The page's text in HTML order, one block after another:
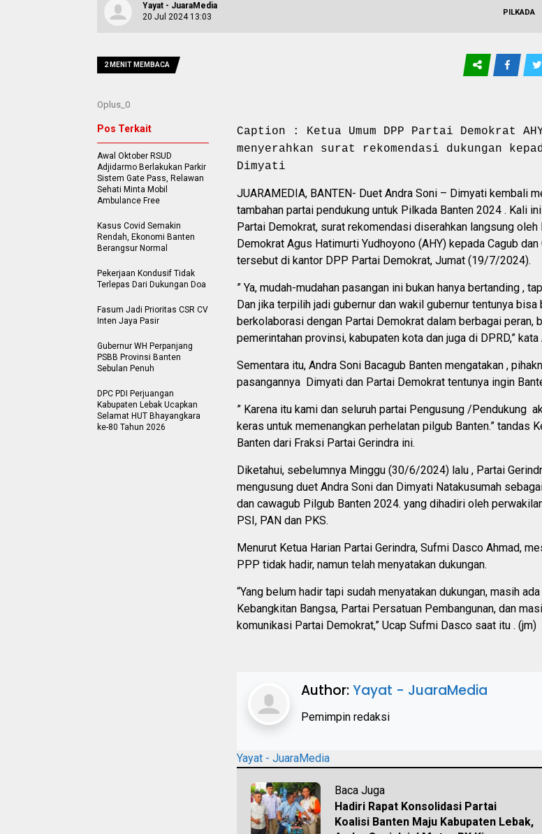
Yayat - JuaraMedia
20 Jul 2024 13:03
PILKADA
2 MENIT MEMBACA
Oplus_0
Caption : Ketua Umum DPP Partai Demokrat
menyerahkan surat rekomendasi dukungan
Dimyati
JUARAMEDIA, BANTEN- Duet Andra Soni – Dimyati kembali
tambahan partai pendukung untuk Pilkada Banten 2024 . Kali
Partai Demokrat, surat rekomendasi diserahkan langsung oleh
Demokrat Agus Hatimurti Yudhoyono (AHY) kepada Cagub dan
tersebut di kantor DPP Partai Demokrat, Jumat (19/7/2024).
” Ya, mudah-mudahan pasangan ini bukan hanya bertanding ,
Dan jika terpilih jadi gubernur dan wakil gubernur tentunya
berkolaborasi dengan Partai Demokrat dalam berbagai peran,
pemerintahan provinsi, kabupaten kota dan juga di DPRD,” kata
Sementara itu, Andra Soni Bacagub Banten mengatakan ,
pasangannya Dimyati dan Partai Demokrat tentunya ingin
” Karena itu kami dan seluruh partai Pengusung /Pendukung
keras untuk memenangkan perhelatan pilgub Banten.” tandas
Banten dari Fraksi Partai Gerindra ini.
Diketahui, sebelumnya Minggu (30/6/2024) lalu , Partai
mengusung duet Andra Soni dan Dimyati Natakusumah
dan cawagub Pilgub Banten 2024. yang dihadiri oleh
PSI, PAN dan PKS.
Menurut Ketua Harian Partai Gerindra, Sufmi Dasco Ahmad,
PPP tidak hadir, namun telah menyatakan dukungan.
“Yang belum hadir tapi sudah menyatakan dukungan, masih
Kebangkitan Bangsa, Partai Persatuan Pembangunan, dan
komunikasi Partai Demokrat,” Ucap Sufmi Dasco saat itu . (jm)
Author:Yayat - JuaraMedia
Pemimpin redaksi
Yayat - JuaraMedia
Baca Juga
Hadiri Rapat Konsolidasi Partai
Koalisi Banten Maju Kabupaten Lebak,
Pos Terkait
Awal Oktober RSUD
Adjidarmo Berlakukan Parkir
Sistem Gate Pass, Relawan
Sehati Minta Mobil
Ambulance Free
Kasus Covid Semakin
Rendah, Ekonomi Banten
Berangsur Normal
Pekerjaan Kondusif Tidak
Terlepas Dari Dukungan Doa
Fasum Jadi Prioritas CSR CV
Inten Jaya Pasir
Gubernur WH Perpanjang
PSBB Provinsi Banten
Sebulan Penuh
DPC PDI Perjuangan
Kabupaten Lebak Ucapkan
Selamat HUT Bhayangkara
ke-80 Tahun 2026